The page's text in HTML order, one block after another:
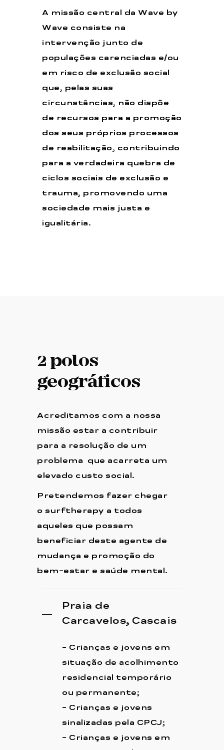
A missão central da Wave by
Wave consiste na
intervenção junto de
populações carenciadas e/ou
em risco de exclusão social
que, pelas suas
circunstâncias, não dispõe
de recursos para a promoção
dos seus próprios processos
de reabilitação, contribuindo
para a verdadeira quebra de
ciclos sociais de exclusão e
trauma, promovendo uma
sociedade mais justa e
igualitária.
2 polos
geográficos
Acreditamos com a nossa
missão estar a contribuir
para a resolução de um
problema que acarreta um
elevado custo social.
Pretendemos fazer chegar
o surftherapy a todos
aqueles que possam
beneficiar deste agente de
mudança e promoção do
bem-estar e saúde mental.
Praia de
Carcavelos, Cascais
- Crianças e jovens em
situação de acolhimento
residencial temporário
ou permanente;
- Crianças e jovens
sinalizadas pela CPCJ;
- Crianças e jovens em